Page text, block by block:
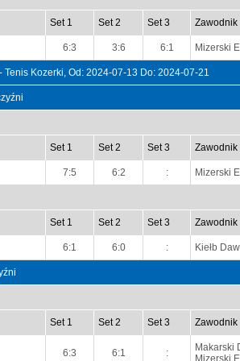
Set 1 Set 2 Set 3 Zawodnik
6:3 3:6 6:1 Mizerski
Tenis Kozerki, Od: 2024-07-13 Do: 2024-07-21
Set 1 Set 2 Set 3 Zawodnik
7:5 6:2 : Mizerski
Set 1 Set 2 Set 3 Zawodnik
6:1 6:0 : Kiełb
Set 1 Set 2 Set 3 Zawodnik
6:3 6:1 :
Makarski
Mizerski